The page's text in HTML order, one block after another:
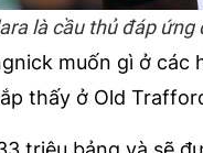
là cầu thủ đáp ứng
muốn gì ở
thấy ở Old